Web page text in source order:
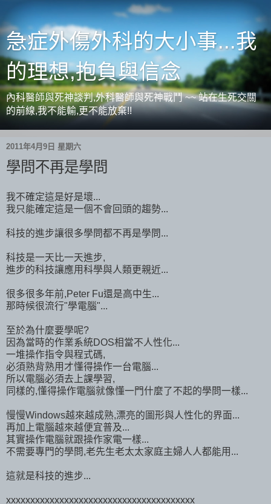
急症外傷外科的大小事...我
的理想,抱負與信念
內科醫師與死神談判,外科醫師與死神戰鬥 ~~ 站在生死交關
的前線,我不能輸,更不能放棄!!
2011年4月9日 星期六
學問不再是學問
我不確定這是好是壞...
我只能確定這是一個不會回頭的趨勢...
科技的進步讓很多學問都不再是學問...
科技是一天比一天進步,
進步的科技讓應用科學與人類更親近...
很多很多年前,Peter Fu還是高中生...
那時候很流行"學電腦"...
至於為什麼要學呢?
因為當時的作業系統DOS相當不人性化...
一堆操作指令與程式碼,
必須熟背熟用才懂得操作一台電腦...
所以電腦必須去上課學習,
同樣的,懂得操作電腦就像懂一門什麼了不起的學問一樣...
慢慢Windows越來越成熟,漂亮的圖形與人性化的界面...
再加上電腦越來越便宜普及...
其實操作電腦就跟操作家電一樣...
不需要專門的學問,老先生老太太家庭主婦人人都能用...
這就是科技的進步...
xxxxxxxxxxxxxxxxxxxxxxxxxxxxxxxxxxxxxxx